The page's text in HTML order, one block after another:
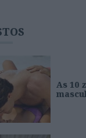
As 10